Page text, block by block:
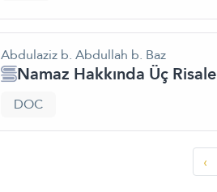
Abdulaziz b. Abdullah b. Baz
Namaz Hakkında Üç Risale
DOC
‹